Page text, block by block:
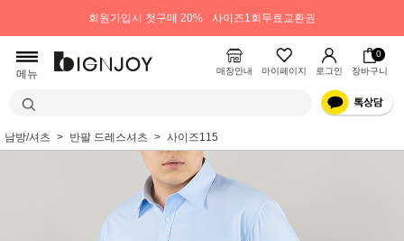
회원가입시 첫구매 20% 사이즈1회무료교환권
메뉴 매장안내 마이페이지 로그인
0
장바구니
남방/셔츠 반팔 드레스셔츠 사이즈115